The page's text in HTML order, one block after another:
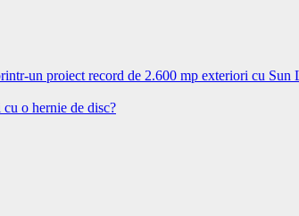
un proiect record de 2.600 mp exteriori cu Sun
o hernie de disc?